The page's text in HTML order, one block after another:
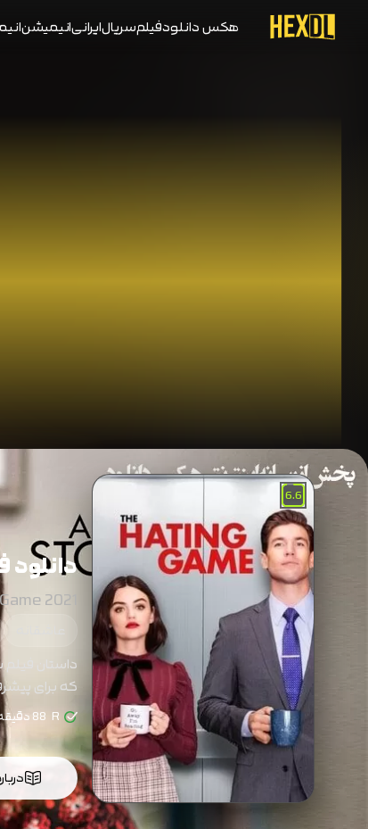
هکس دانلودفیلمسریالایرانیانیمیشن
6.6
دانلود
2021
که برای
R 88 دقیقهm